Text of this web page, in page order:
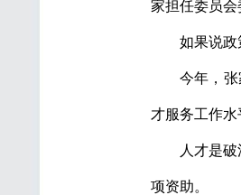
家担任委员会
如果说政
今年，张
才服务工作水
人才是
项资助。